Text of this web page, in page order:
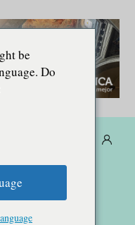
be
Do